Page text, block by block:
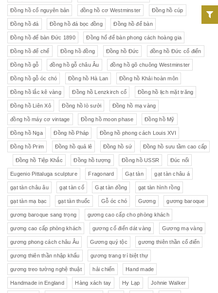
Đồng hồ cổ nguyên bản đồng hồ cơ Westminster Đồng hồ cúp
Đồng hồ đá Đồng hồ đá bọc đồng Đồng hồ để bàn
Đồng hồ để bàn Đức 1890 Đồng hổ để bàn phong cách hoàng gia
Đồng hồ đế chế Đồng hồ đồng Đồng hồ Đức đồng hồ Đức cổ điển
Đồng hồ gỗ đồng hồ gỗ châu Âu đồng hồ gõ chuông Westminster
Đồng hồ gỗ óc chó Đồng hồ Hà Lan Đồng hồ Khải hoàn môn
Đồng hồ lắc kê vàng Đồng hồ Lenzkirch cổ Đồng hồ lịch mặt trăng
Đồng hồ Liên Xô Đồng hồ lò sưởi Đồng hồ mạ vàng
đồng hồ máy cơ vintage Đồng hồ moon phase Đồng hồ Mỹ
Đồng hồ Nga Đồng hồ Pháp Đồng hồ phong cách Louis XVI
Đồng hồ Prim Đồng hồ quả lê Đồng hồ sứ Đồng hồ sưu tầm cao cấp
Đồng hồ Tiệp Khắc Đồng hồ tượng Đồng hồ USSR Đúc nổi
Eugenio Pittaluga sculpture Fragonard Gạt tàn gạt tàn châu á
gạt tàn châu âu gạt tàn cổ Gạt tàn đồng gạt tàn hình rồng
gạt tàn mạ bạc gạt tàn thuốc Gỗ óc chó Gương gương baroque
gương baroque sang trọng gương cao cấp cho phòng khách
gương cao cấp phòng khách gương cổ điển dát vàng Gương mạ vàng
gương phong cách châu Âu Gương quý tộc gương thiên thần cổ điển
gương thiên thần nhập khẩu gương trang trí biệt thự
gương treo tường nghệ thuật hải chiến Hand made
Handmade in England Hàng xách tay Hy Lạp Johnie Walker